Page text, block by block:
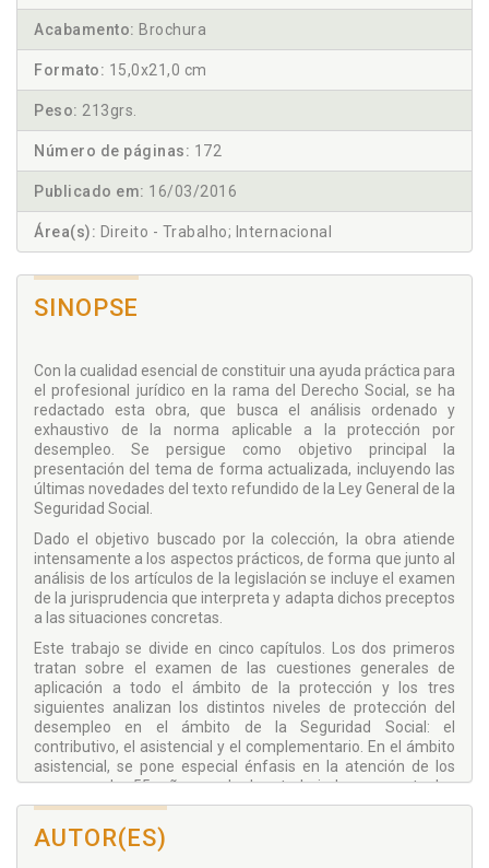
Acabamento: Brochura
Formato: 15,0x21,0 cm
Peso: 213grs.
Número de páginas: 172
Publicado em: 16/03/2016
Área(s): Direito - Trabalho; Internacional
SINOPSE
Con la cualidad esencial de constituir una ayuda práctica para
el profesional jurídico en la rama del Derecho Social, se ha
redactado esta obra, que busca el análisis ordenado y
exhaustivo de la norma aplicable a la protección por
desempleo. Se persigue como objetivo principal la
presentación del tema de forma actualizada, incluyendo las
últimas novedades del texto refundido de la Ley General de la
Seguridad Social.
Dado el objetivo buscado por la colección, la obra atiende
intensamente a los aspectos prácticos, de forma que junto al
análisis de los artículos de la legislación se incluye el examen
de la jurisprudencia que interpreta y adapta dichos preceptos
a las situaciones concretas.
Este trabajo se divide en cinco capítulos. Los dos primeros
tratan sobre el examen de las cuestiones generales de
aplicación a todo el ámbito de la protección y los tres
siguientes analizan los distintos niveles de protección del
desempleo en el ámbito de la Seguridad Social: el
contributivo, el asistencial y el complementario. En el ámbito
asistencial, se pone especial énfasis en la atención de los
mayores de 55 años y de los trabajadores eventuales
agrarios. En el capítulo dedicado a la protección
complementaria, se estudia especialmente la regulación de
la renta mínima de inserción.
AUTOR(ES)